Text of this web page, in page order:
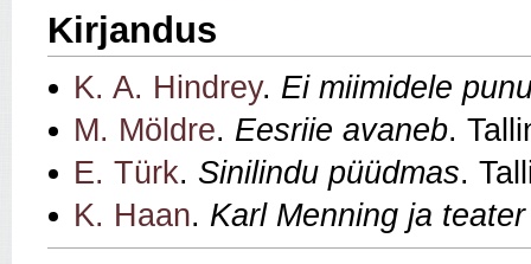
Kirjandus
K. A. Hindrey. Ei miimidele
M. Möldre. Eesriie avaneb.
E. Türk. Sinilindu püüdmas.
K. Haan. Karl Menning ja teater